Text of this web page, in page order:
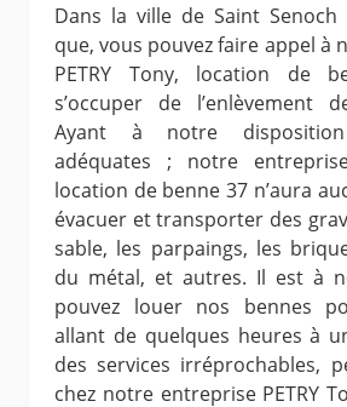
Dans la ville de Saint Senoch
que, vous pouvez faire appel à
PETRY Tony, location de
s’occuper de l’enlèvement
Ayant à notre
adéquates ; notre
location de benne 37 n’aura
évacuer et transporter des
sable, les parpaings, les
du métal, et autres. Il est à
pouvez louer nos bennes
allant de quelques heures à
des services irréprochables,
chez notre entreprise PETRY